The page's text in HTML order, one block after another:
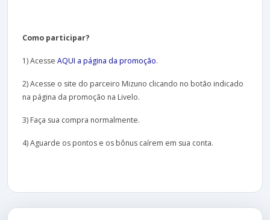
Como participar?
1) Acesse AQUI a página da promoção.
2) Acesse o site do parceiro Mizuno clicando no botão indicado
na página da promoção na Livelo.
3) Faça sua compra normalmente.
4) Aguarde os pontos e os bônus caírem em sua conta.